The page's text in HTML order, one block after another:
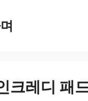
크레디 패